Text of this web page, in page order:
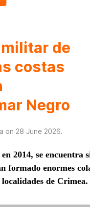
de
costas
Negro
on 28 June 2026.
2014, se encuentra
formado enormes
localidades de Crimea.